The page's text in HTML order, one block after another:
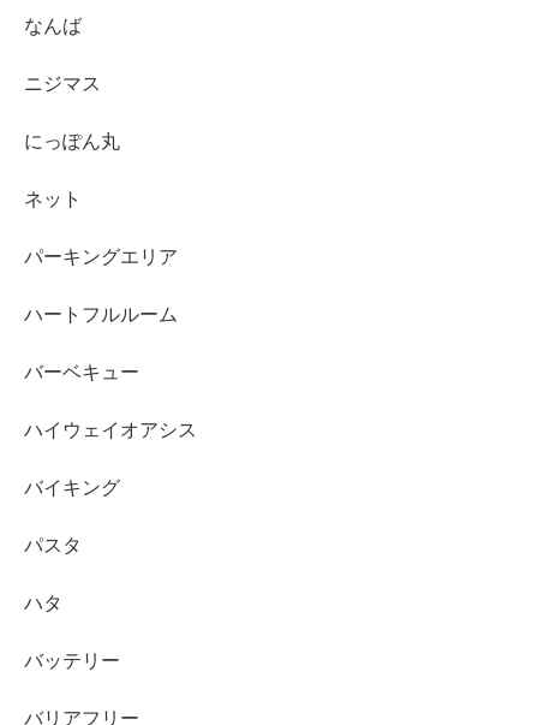
なんば
ニジマス
にっぽん丸
ネット
パーキングエリア
ハートフルルーム
バーベキュー
ハイウェイオアシス
バイキング
パスタ
ハタ
バッテリー
バリアフリー